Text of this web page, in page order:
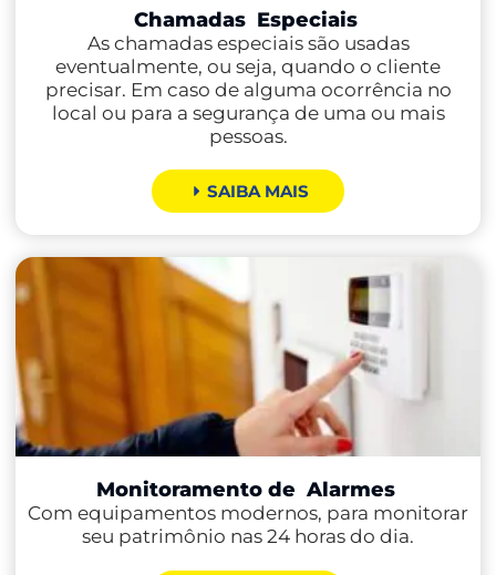
Chamadas Especiais
As chamadas especiais são usadas
eventualmente, ou seja, quando o cliente
precisar. Em caso de alguma ocorrência no
local ou para a segurança de uma ou mais
pessoas.
SAIBA MAIS
Monitoramento de Alarmes
Com equipamentos modernos, para monitorar
seu patrimônio nas 24 horas do dia.